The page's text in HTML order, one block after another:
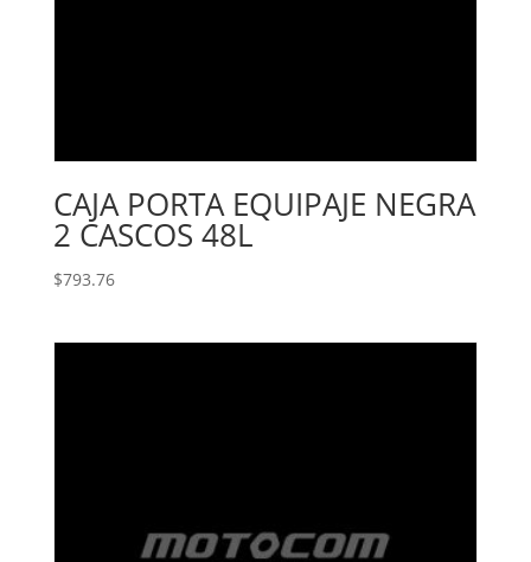
CAJA PORTA EQUIPAJE NEGRA
2 CASCOS 48L
$793.76